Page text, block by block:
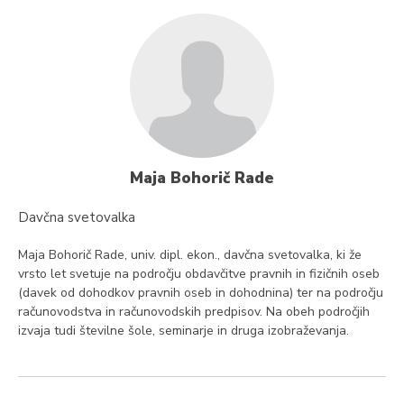
Maja Bohorič Rade
Davčna svetovalka
Maja Bohorič Rade, univ. dipl. ekon., davčna svetovalka, ki že
vrsto let svetuje na področju obdavčitve pravnih in fizičnih oseb
(davek od dohodkov pravnih oseb in dohodnina) ter na področju
računovodstva in računovodskih predpisov. Na obeh področjih
izvaja tudi številne šole, seminarje in druga izobraževanja.